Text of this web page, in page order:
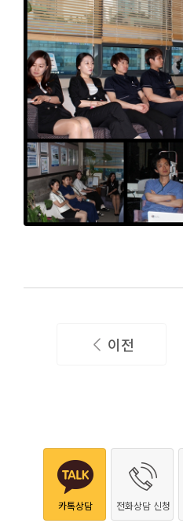
이전
카톡상담 전화상담 신청